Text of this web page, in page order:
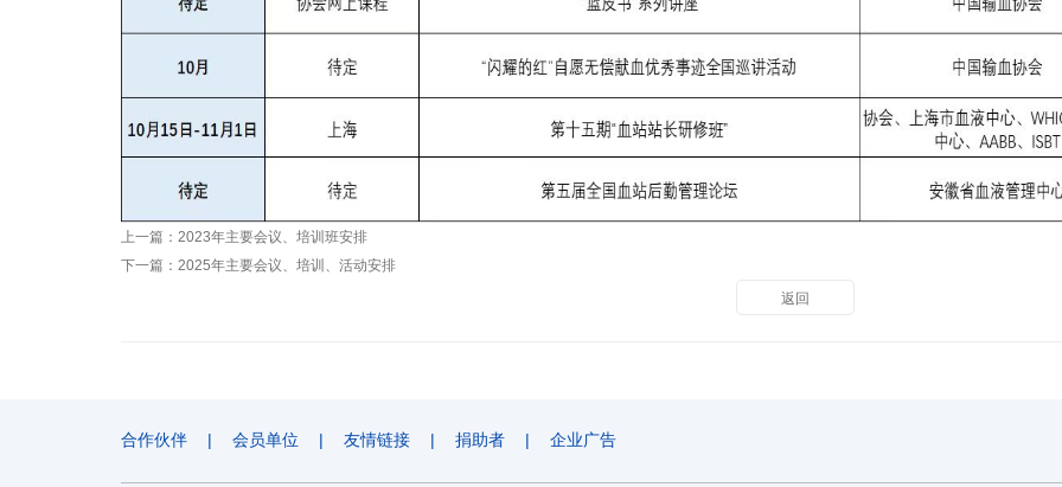
上一篇： 2023年主要会议、培训班安排
下一篇： 2025年主要会议、培训、活动安排
返回
合作伙伴 | 会员单位 | 友情链接 | 捐助者 | 企业广告